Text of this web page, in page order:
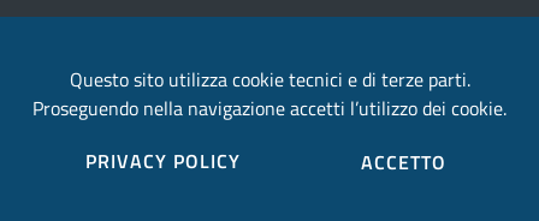
provincia.terni@postacert.umbria.it
Credits
Questo sito utilizza cookie tecnici e di terze parti.
Proseguendo nella navigazione accetti l’utilizzo dei cookie.
PRIVACY POLICY
ACCETTO